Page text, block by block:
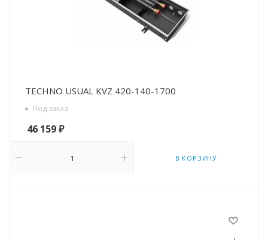
TECHNO USUAL KVZ 420-140-1700
Под заказ
46 159₽
В КОРЗИНУ